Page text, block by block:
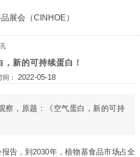
展会（CINHOE）
，新的可持续蛋白！
间： 2022-05-18
察，原题：《空气蛋白，新的可持
告，到2030年，植物基食品市场占全